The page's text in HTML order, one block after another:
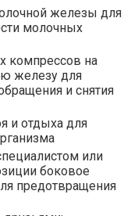
железы для
молочных
компрессов на
железу для
и снятия
и отдыха для
или
боковое
предотвращения